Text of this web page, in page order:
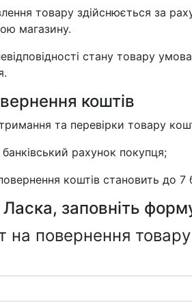
товару здійснюється за
магазину.
стану товару
коштів
та перевірки товару
банківський рахунок покупця;
коштів становить до 7
заповніть
на повернення товару